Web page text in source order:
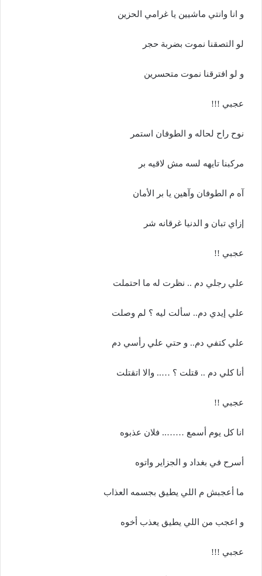
و انا وانتي ماشيين يا غرامي الحزين
لو التصقنا نموت بضربة حجر
و لو افترقنا نموت متحسرين
عجبي !!!
نوح راح لحاله و الطوفان استمر
مركبنا تايهه لسه مش لاقيه بر
آه م الطوفان وآهين يا بر الأمان
إزاي تبان و الدنيا غرقانه شر
عجبي !!
علي رجلي دم .. نظرت له ما احتملت
علي إيدي دم.. سألت ليه ؟ لم وصلت
علي كتفي دم.. و حتي علي رأسي دم
أنا كلي دم .. قتلت ؟ ….. والا اتقتلت
عجبي !!
انا كل يوم أسمع …….. فلان عذبوه
أسرح في بغداد و الجزاير واتوه
ما أعجبش م اللي يطيق بجسمه العذاب
و اعجب من اللي يطيق يعذب أخوه
عجبي !!!